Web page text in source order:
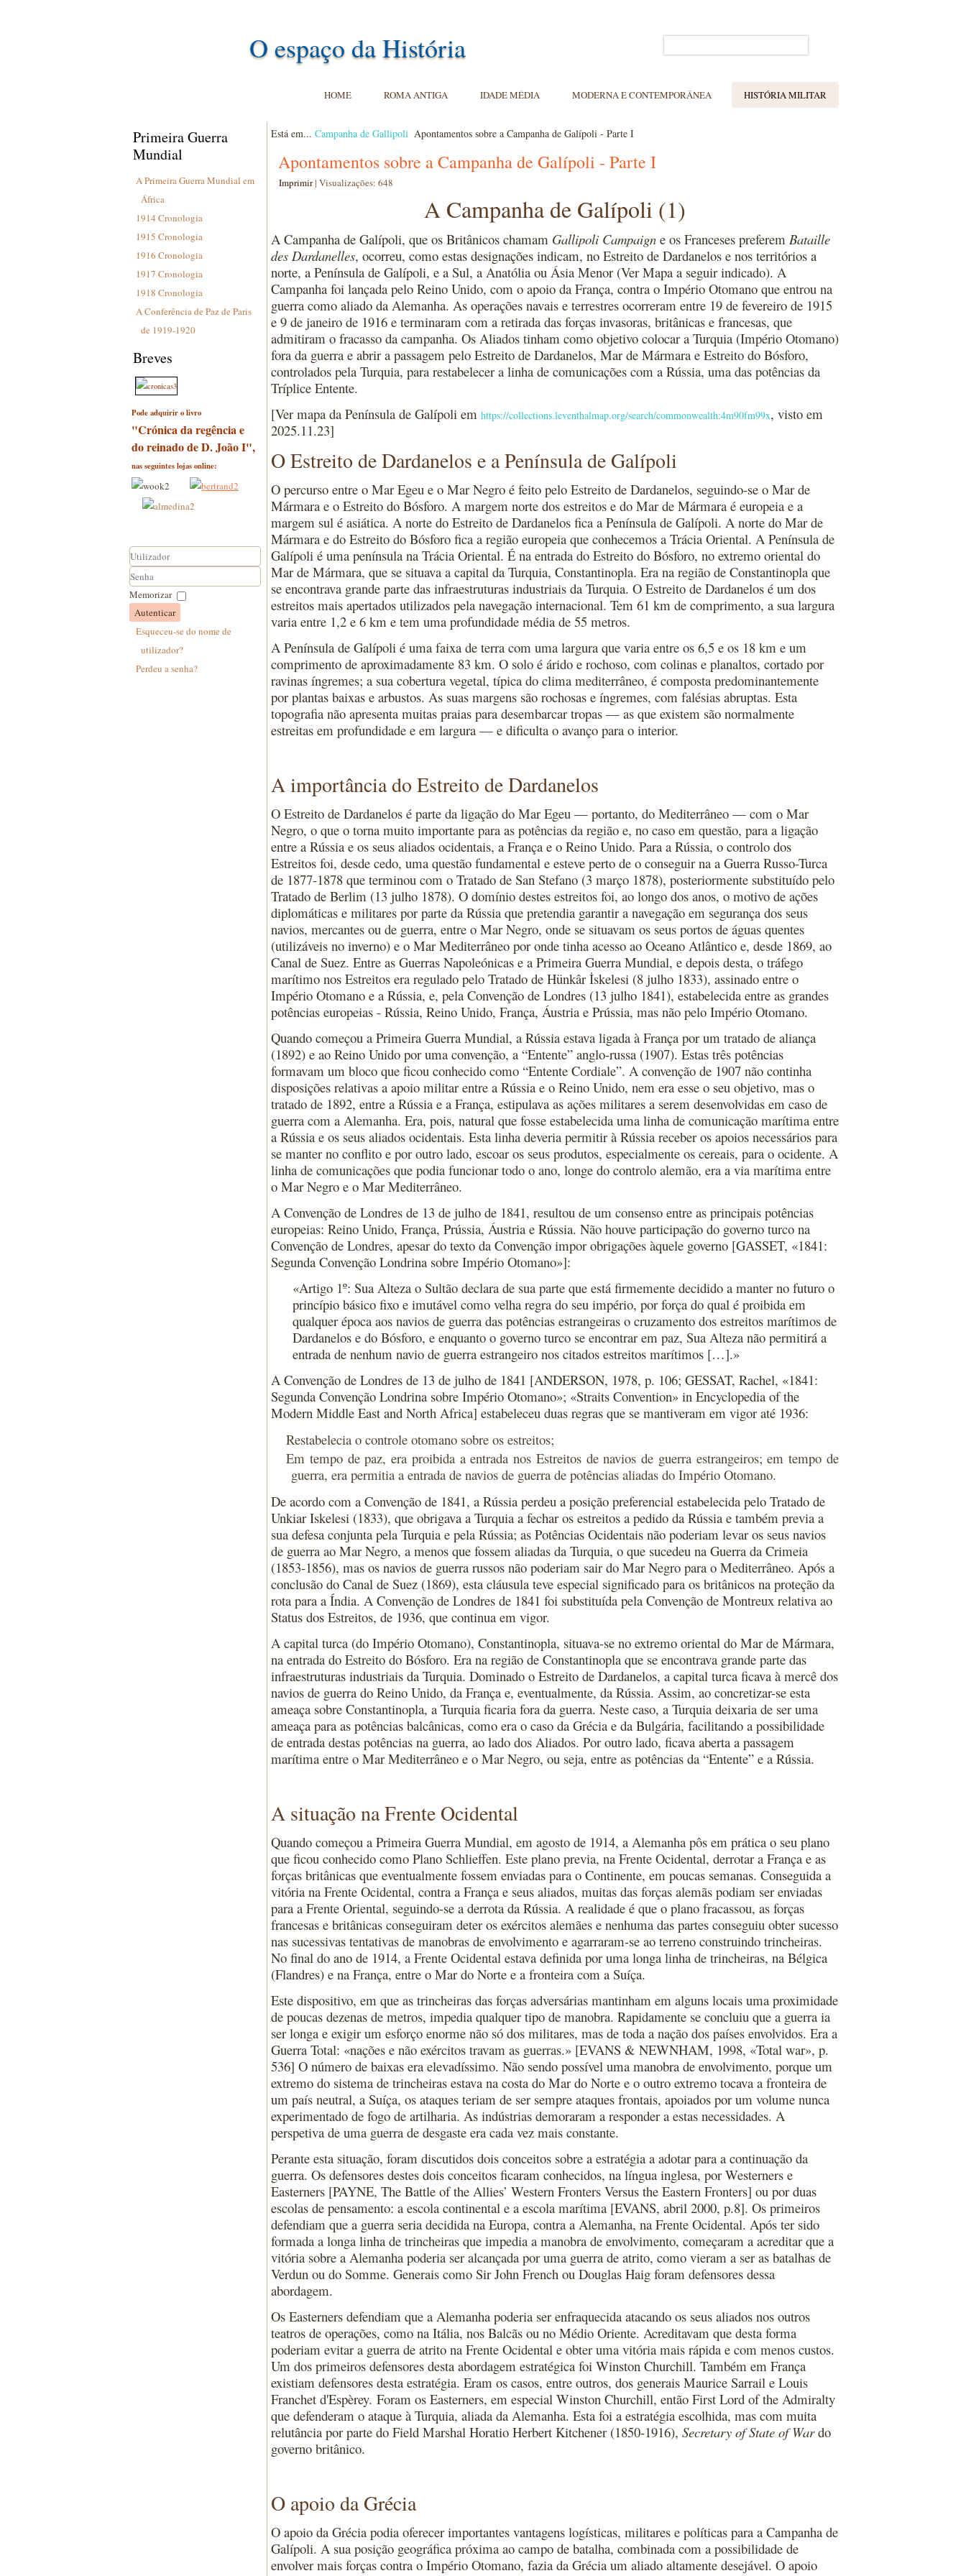
O espaço da História
HOME ROMA ANTIGA IDADE MÉDIA MODERNA E CONTEMPORÂNEA HISTÓRIA MILITAR
Primeira Guerra
Mundial
A Primeira Guerra Mundial em
África
1914 Cronologia
1915 Cronologia
1916 Cronologia
1917 Cronologia
1918 Cronologia
A Conferência de Paz de Paris
de 1919-1920
Breves
Pode adquirir o livro
"Crónica da regência e
do reinado de D. João I",
nas seguintes lojas online:
Utilizador
Senha
Memorizar
Autenticar
Esqueceu-se do nome de
utilizador?
Perdeu a senha?
Está em... Campanha de Gallipoli Apontamentos sobre a Campanha de Galípoli - Parte I
Apontamentos sobre a Campanha de Galípoli - Parte I
Imprimir| Visualizações: 648
A Campanha de Galípoli (1)
A Campanha de Galípoli, que os Britânicos chamam Gallipoli Campaign e os Franceses preferem Bataille
des Dardanelles, ocorreu, como estas designações indicam, no Estreito de Dardanelos e nos territórios a
norte, a Península de Galípoli, e a Sul, a Anatólia ou Ásia Menor (Ver Mapa a seguir indicado). A
Campanha foi lançada pelo Reino Unido, com o apoio da França, contra o Império Otomano que entrou na
guerra como aliado da Alemanha. As operações navais e terrestres ocorreram entre 19 de fevereiro de 1915
e 9 de janeiro de 1916 e terminaram com a retirada das forças invasoras, britânicas e francesas, que
admitiram o fracasso da campanha. Os Aliados tinham como objetivo colocar a Turquia (Império Otomano)
fora da guerra e abrir a passagem pelo Estreito de Dardanelos, Mar de Mármara e Estreito do Bósforo,
controlados pela Turquia, para restabelecer a linha de comunicações com a Rússia, uma das potências da
Tríplice Entente.
[Ver mapa da Península de Galípoli em https://collections.leventhalmap.org/search/commonwealth:4m90fm99x, visto em
2025.11.23]
O Estreito de Dardanelos e a Península de Galípoli
O percurso entre o Mar Egeu e o Mar Negro é feito pelo Estreito de Dardanelos, seguindo-se o Mar de
Mármara e o Estreito do Bósforo. A margem norte dos estreitos e do Mar de Mármara é europeia e a
margem sul é asiática. A norte do Estreito de Dardanelos fica a Península de Galípoli. A norte do Mar de
Mármara e do Estreito do Bósforo fica a região europeia que conhecemos a Trácia Oriental. A Península de
Galípoli é uma península na Trácia Oriental. É na entrada do Estreito do Bósforo, no extremo oriental do
Mar de Mármara, que se situava a capital da Turquia, Constantinopla. Era na região de Constantinopla que
se encontrava grande parte das infraestruturas industriais da Turquia. O Estreito de Dardanelos é um dos
estreitos mais apertados utilizados pela navegação internacional. Tem 61 km de comprimento, a sua largura
varia entre 1,2 e 6 km e tem uma profundidade média de 55 metros.
A Península de Galípoli é uma faixa de terra com uma largura que varia entre os 6,5 e os 18 km e um
comprimento de aproximadamente 83 km. O solo é árido e rochoso, com colinas e planaltos, cortado por
ravinas íngremes; a sua cobertura vegetal, típica do clima mediterrâneo, é composta predominantemente
por plantas baixas e arbustos. As suas margens são rochosas e íngremes, com falésias abruptas. Esta
topografia não apresenta muitas praias para desembarcar tropas — as que existem são normalmente
estreitas em profundidade e em largura — e dificulta o avanço para o interior.
A importância do Estreito de Dardanelos
O Estreito de Dardanelos é parte da ligação do Mar Egeu — portanto, do Mediterrâneo — com o Mar
Negro, o que o torna muito importante para as potências da região e, no caso em questão, para a ligação
entre a Rússia e os seus aliados ocidentais, a França e o Reino Unido. Para a Rússia, o controlo dos
Estreitos foi, desde cedo, uma questão fundamental e esteve perto de o conseguir na a Guerra Russo-Turca
de 1877-1878 que terminou com o Tratado de San Stefano (3 março 1878), posteriormente substituído pelo
Tratado de Berlim (13 julho 1878). O domínio destes estreitos foi, ao longo dos anos, o motivo de ações
diplomáticas e militares por parte da Rússia que pretendia garantir a navegação em segurança dos seus
navios, mercantes ou de guerra, entre o Mar Negro, onde se situavam os seus portos de águas quentes
(utilizáveis no inverno) e o Mar Mediterrâneo por onde tinha acesso ao Oceano Atlântico e, desde 1869, ao
Canal de Suez. Entre as Guerras Napoleónicas e a Primeira Guerra Mundial, e depois desta, o tráfego
marítimo nos Estreitos era regulado pelo Tratado de Hünkâr İskelesi (8 julho 1833), assinado entre o
Império Otomano e a Rússia, e, pela Convenção de Londres (13 julho 1841), estabelecida entre as grandes
potências europeias - Rússia, Reino Unido, França, Áustria e Prússia, mas não pelo Império Otomano.
Quando começou a Primeira Guerra Mundial, a Rússia estava ligada à França por um tratado de aliança
(1892) e ao Reino Unido por uma convenção, a “Entente” anglo-russa (1907). Estas três potências
formavam um bloco que ficou conhecido como “Entente Cordiale”. A convenção de 1907 não continha
disposições relativas a apoio militar entre a Rússia e o Reino Unido, nem era esse o seu objetivo, mas o
tratado de 1892, entre a Rússia e a França, estipulava as ações militares a serem desenvolvidas em caso de
guerra com a Alemanha. Era, pois, natural que fosse estabelecida uma linha de comunicação marítima entre
a Rússia e os seus aliados ocidentais. Esta linha deveria permitir à Rússia receber os apoios necessários para
se manter no conflito e por outro lado, escoar os seus produtos, especialmente os cereais, para o ocidente. A
linha de comunicações que podia funcionar todo o ano, longe do controlo alemão, era a via marítima entre
o Mar Negro e o Mar Mediterrâneo.
A Convenção de Londres de 13 de julho de 1841, resultou de um consenso entre as principais potências
europeias: Reino Unido, França, Prússia, Áustria e Rússia. Não houve participação do governo turco na
Convenção de Londres, apesar do texto da Convenção impor obrigações àquele governo [GASSET, «1841:
Segunda Convenção Londrina sobre Império Otomano»]:
«Artigo 1º: Sua Alteza o Sultão declara de sua parte que está firmemente decidido a manter no futuro o
princípio básico fixo e imutável como velha regra do seu império, por força do qual é proibida em
qualquer época aos navios de guerra das potências estrangeiras o cruzamento dos estreitos marítimos de
Dardanelos e do Bósforo, e enquanto o governo turco se encontrar em paz, Sua Alteza não permitirá a
entrada de nenhum navio de guerra estrangeiro nos citados estreitos marítimos […].»
A Convenção de Londres de 13 de julho de 1841 [ANDERSON, 1978, p. 106; GESSAT, Rachel, «1841:
Segunda Convenção Londrina sobre Império Otomano»; «Straits Convention» in Encyclopedia of the
Modern Middle East and North Africa] estabeleceu duas regras que se mantiveram em vigor até 1936:
Restabelecia o controle otomano sobre os estreitos;
Em tempo de paz, era proibida a entrada nos Estreitos de navios de guerra estrangeiros; em tempo de
guerra, era permitia a entrada de navios de guerra de potências aliadas do Império Otomano.
De acordo com a Convenção de 1841, a Rússia perdeu a posição preferencial estabelecida pelo Tratado de
Unkiar Iskelesi (1833), que obrigava a Turquia a fechar os estreitos a pedido da Rússia e também previa a
sua defesa conjunta pela Turquia e pela Rússia; as Potências Ocidentais não poderiam levar os seus navios
de guerra ao Mar Negro, a menos que fossem aliadas da Turquia, o que sucedeu na Guerra da Crimeia
(1853-1856), mas os navios de guerra russos não poderiam sair do Mar Negro para o Mediterrâneo. Após a
conclusão do Canal de Suez (1869), esta cláusula teve especial significado para os britânicos na proteção da
rota para a Índia. A Convenção de Londres de 1841 foi substituída pela Convenção de Montreux relativa ao
Status dos Estreitos, de 1936, que continua em vigor.
A capital turca (do Império Otomano), Constantinopla, situava-se no extremo oriental do Mar de Mármara,
na entrada do Estreito do Bósforo. Era na região de Constantinopla que se encontrava grande parte das
infraestruturas industriais da Turquia. Dominado o Estreito de Dardanelos, a capital turca ficava à mercê dos
navios de guerra do Reino Unido, da França e, eventualmente, da Rússia. Assim, ao concretizar-se esta
ameaça sobre Constantinopla, a Turquia ficaria fora da guerra. Neste caso, a Turquia deixaria de ser uma
ameaça para as potências balcânicas, como era o caso da Grécia e da Bulgária, facilitando a possibilidade
de entrada destas potências na guerra, ao lado dos Aliados. Por outro lado, ficava aberta a passagem
marítima entre o Mar Mediterrâneo e o Mar Negro, ou seja, entre as potências da “Entente” e a Rússia.
A situação na Frente Ocidental
Quando começou a Primeira Guerra Mundial, em agosto de 1914, a Alemanha pôs em prática o seu plano
que ficou conhecido como Plano Schlieffen. Este plano previa, na Frente Ocidental, derrotar a França e as
forças britânicas que eventualmente fossem enviadas para o Continente, em poucas semanas. Conseguida a
vitória na Frente Ocidental, contra a França e seus aliados, muitas das forças alemãs podiam ser enviadas
para a Frente Oriental, seguindo-se a derrota da Rússia. A realidade é que o plano fracassou, as forças
francesas e britânicas conseguiram deter os exércitos alemães e nenhuma das partes conseguiu obter sucesso
nas sucessivas tentativas de manobras de envolvimento e agarraram-se ao terreno construindo trincheiras.
No final do ano de 1914, a Frente Ocidental estava definida por uma longa linha de trincheiras, na Bélgica
(Flandres) e na França, entre o Mar do Norte e a fronteira com a Suíça.
Este dispositivo, em que as trincheiras das forças adversárias mantinham em alguns locais uma proximidade
de poucas dezenas de metros, impedia qualquer tipo de manobra. Rapidamente se concluiu que a guerra ia
ser longa e exigir um esforço enorme não só dos militares, mas de toda a nação dos países envolvidos. Era a
Guerra Total: «nações e não exércitos travam as guerras.» [EVANS & NEWNHAM, 1998, «Total war», p.
536] O número de baixas era elevadíssimo. Não sendo possível uma manobra de envolvimento, porque um
extremo do sistema de trincheiras estava na costa do Mar do Norte e o outro extremo tocava a fronteira de
um país neutral, a Suíça, os ataques teriam de ser sempre ataques frontais, apoiados por um volume nunca
experimentado de fogo de artilharia. As indústrias demoraram a responder a estas necessidades. A
perspetiva de uma guerra de desgaste era cada vez mais constante.
Perante esta situação, foram discutidos dois conceitos sobre a estratégia a adotar para a continuação da
guerra. Os defensores destes dois conceitos ficaram conhecidos, na língua inglesa, por Westerners e
Easterners [PAYNE, The Battle of the Allies’ Western Fronters Versus the Eastern Fronters] ou por duas
escolas de pensamento: a escola continental e a escola marítima [EVANS, abril 2000, p.8]. Os primeiros
defendiam que a guerra seria decidida na Europa, contra a Alemanha, na Frente Ocidental. Após ter sido
formada a longa linha de trincheiras que impedia a manobra de envolvimento, começaram a acreditar que a
vitória sobre a Alemanha poderia ser alcançada por uma guerra de atrito, como vieram a ser as batalhas de
Verdun ou do Somme. Generais como Sir John French ou Douglas Haig foram defensores dessa
abordagem.
Os Easterners defendiam que a Alemanha poderia ser enfraquecida atacando os seus aliados nos outros
teatros de operações, como na Itália, nos Balcãs ou no Médio Oriente. Acreditavam que desta forma
poderiam evitar a guerra de atrito na Frente Ocidental e obter uma vitória mais rápida e com menos custos.
Um dos primeiros defensores desta abordagem estratégica foi Winston Churchill. Também em França
existiam defensores desta estratégia. Eram os casos, entre outros, dos generais Maurice Sarrail e Louis
Franchet d'Espèrey. Foram os Easterners, em especial Winston Churchill, então First Lord of the Admiralty
que defenderam o ataque à Turquia, aliada da Alemanha. Esta foi a estratégia escolhida, mas com muita
relutância por parte do Field Marshal Horatio Herbert Kitchener (1850-1916), Secretary of State of Wardo
governo britânico.
O apoio da Grécia
O apoio da Grécia podia oferecer importantes vantagens logísticas, militares e políticas para a Campanha de
Galípoli. A sua posição geográfica próxima ao campo de batalha, combinada com a possibilidade de
envolver mais forças contra o Império Otomano, fazia da Grécia um aliado altamente desejável. O apoio